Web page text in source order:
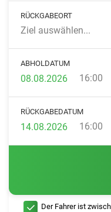
RÜCKGABEORT
Ziel auswählen...
ABHOLDATUM
16:00
RÜCKGABEDATUM
16:00
Der Fahrer ist